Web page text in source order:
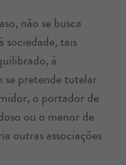
não se busca
sociedade, tais
à
se pretende tutelar
o portador de
ou o menor de
outras associações